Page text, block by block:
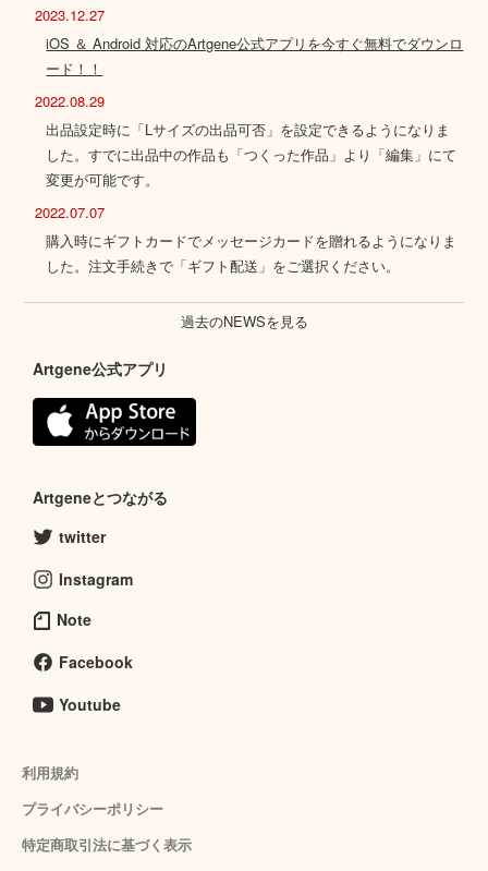
2023.12.27
iOS ＆ Android 対応のArtgene公式アプリを今すぐ無料でダウンロ
ード！！
2022.08.29
出品設定時に「Lサイズの出品可否」を設定できるようになりま
した。すでに出品中の作品も「つくった作品」より「編集」にて
変更が可能です。
2022.07.07
購入時にギフトカードでメッセージカードを贈れるようになりま
した。注文手続きで「ギフト配送」をご選択ください。
過去のNEWSを見る
Artgene公式アプリ
Artgeneとつながる
twitter
Instagram
Note
Facebook
Youtube
利用規約
プライバシーポリシー
特定商取引法に基づく表示